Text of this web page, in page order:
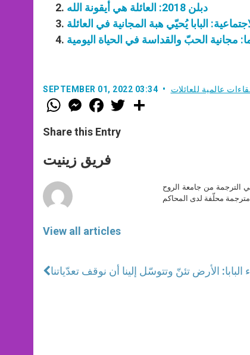
دبلن 2018: العائلة هي أيقونة الله
البابا يُحيّي هبة المجانية في العائلة
مجانية الحبّ والقداسة في الحياة اليومية
SEPTEMBER 01, 2022 03:34 عالمية للعائلات
W
h
t
s
p
p
M
e
s
e
g
e
F
a
e
b
o
k
w
Share this Entry
فريق زينيت
View all articles
الترجمة من جامعة الروح
محلّفة لدى المحاكم
البابا: الأرض تئنّ وتتوسّل إلينا أن نوقف تعدّياتنا